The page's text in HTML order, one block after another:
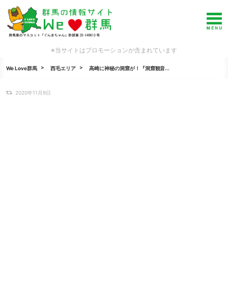
※当サイトはプロモーションが含まれています
We Love群馬 西毛エリア 高崎に神秘の洞窟が！『洞窟観音...
2020年11月9日